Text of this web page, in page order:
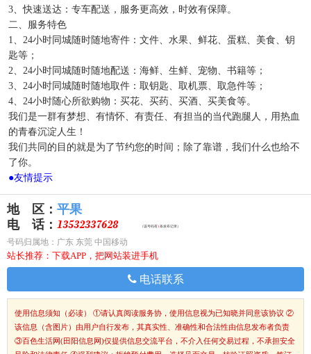
3、快速送达：专车配送，服务更高效，时效有保障。
二、服务特色
1、24小时同城随时随地寄件：文件、水果、鲜花、蛋糕、美食、钥
匙等；
2、24小时同城随时随地配送：海鲜、生鲜、宠物、书籍等；
3、24小时同城随时随地取件：取钥匙、取机票、取急件等；
4、24小时随心所欲购物：买花、买药、买酒、买美食等。
我们是一群有梦想、有情怀、有责任、有担当的当代跑腿人，用热血
的青春沉淀人生！
我们共同的目的就是为了节约您的时间；除了靠谱，我们什么也给不
了你。
●友情提示
地 区： 平果
电 话：
（该号码有1 条发布记录）
号码归属地：广东 东莞 中国移动
站长推荐：下载APP，把网站装进手机
电话联系
使用信息须知（必读）
①请认真阅读服务协，使用信息视为已知晓并同意该协议 ②
该信息（含图片）由用户自行发布，其真实性、准确性和合法性由信息发布者负责
③百色生活网(田阳信息网)仅提供信息交流平台，不介入任何交易过程，不承担安全